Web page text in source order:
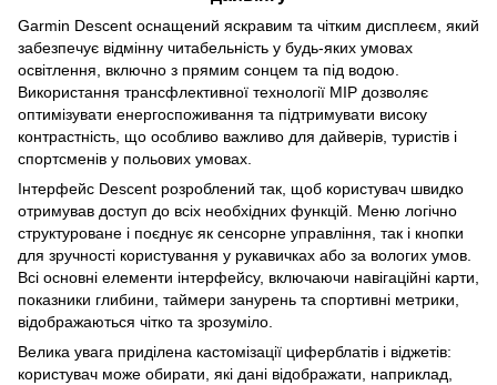
Garmin Descent оснащений яскравим та чітким дисплеєм, який
забезпечує відмінну читабельність у будь-яких умовах
освітлення, включно з прямим сонцем та під водою.
Використання трансфлективної технології MIP дозволяє
оптимізувати енергоспоживання та підтримувати високу
контрастність, що особливо важливо для дайверів, туристів і
спортсменів у польових умовах.
Інтерфейс Descent розроблений так, щоб користувач швидко
отримував доступ до всіх необхідних функцій. Меню логічно
структуроване і поєднує як сенсорне управління, так і кнопки
для зручності користування у рукавичках або за вологих умов.
Всі основні елементи інтерфейсу, включаючи навігаційні карти,
показники глибини, таймери занурень та спортивні метрики,
відображаються чітко та зрозуміло.
Велика увага приділена кастомізації циферблатів і віджетів:
користувач може обирати, які дані відображати, наприклад,